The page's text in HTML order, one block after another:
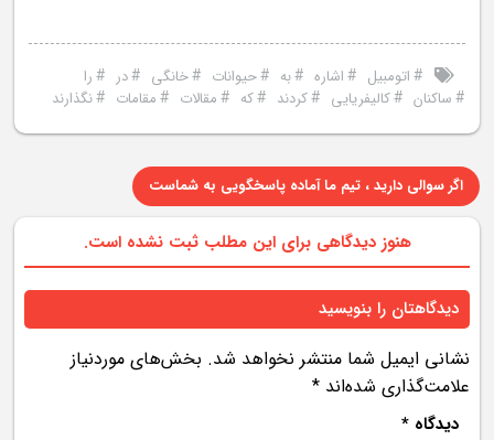
#اتومبیل #اشاره #به #حیوانات #خانگی #در #را
#ساکنان #کاليفريايی #کردند #که #مقالات #مقامات #نگذارند
اگر سوالی دارید ، تیم ما آماده پاسخگویی به شماست
هنوز دیدگاهی برای این مطلب ثبت نشده است.
دیدگاهتان را بنویسید
نشانی ایمیل شما منتشر نخواهد شد. بخش‌های موردنیاز
علامت‌گذاری شده‌اند *
دیدگاه *